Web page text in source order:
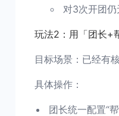
对3次开团
玩法2：用「团长+
目标场景：已经有
具体操作：
团长统一配置“